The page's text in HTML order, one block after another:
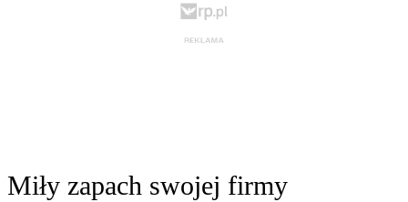
Miły zapach swojej firmy